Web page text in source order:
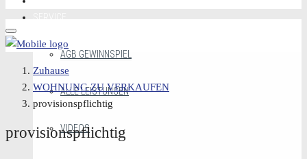
AGB GEWINNSPIEL
ALLE LEISTUNGEN
VIDEOS
Zuhause
WOHNUNG ZU VERKAUFEN
provisionspflichtig
provisionspflichtig